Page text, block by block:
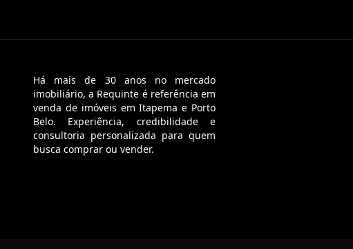
Há mais de 30 anos no mercado
imobiliário, a Requinte é referência em
venda de imóveis em Itapema e Porto
Belo. Experiência, credibilidade e
consultoria personalizada para quem
busca comprar ou vender.